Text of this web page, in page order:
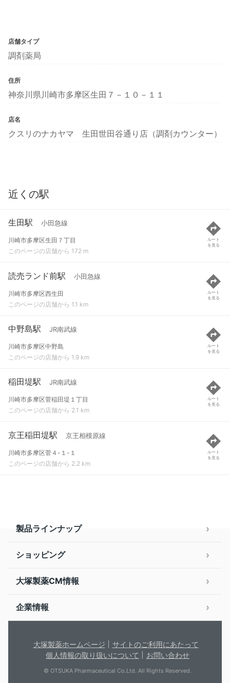
店舗タイプ
調剤薬局
住所
神奈川県川崎市多摩区生田７－１０－１１
店名
クスリのナカヤマ 生田世田谷通り店（調剤カウンター）
近くの駅
生田駅 小田急線
川崎市多摩区生田７丁目
このページの店舗から 172 m
ルート
を見る
読売ランド前駅 小田急線
川崎市多摩区西生田
このページの店舗から 1.1 km
ルート
を見る
中野島駅 JR南武線
川崎市多摩区中野島
このページの店舗から 1.9 km
ルート
を見る
稲田堤駅 JR南武線
川崎市多摩区菅稲田堤１丁目
このページの店舗から 2.1 km
ルート
を見る
京王稲田堤駅 京王相模原線
川崎市多摩区菅４-１-１
このページの店舗から 2.2 km
ルート
を見る
製品ラインナップ
ショッピング
大塚製薬CM情報
企業情報
大塚製薬ホームページ
サイトのご利用にあたって
個人情報の取り扱いについて
お問い合わせ
© OTSUKA Pharmaceutical Co.Ltd. All Rights Reserved.